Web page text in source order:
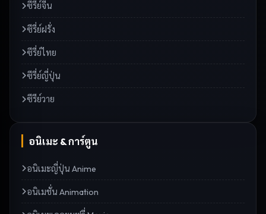
ซีรี่ย์จีน
ซีรี่ย์ฝรั่ง
ซีรี่ย์ไทย
ซีรี่ย์ญี่ปุ่น
ซีรีย์วาย
อนิเมะ & การ์ตูน
อนิเมะญี่ปุ่น Anime
อนิเมชั่น Animation